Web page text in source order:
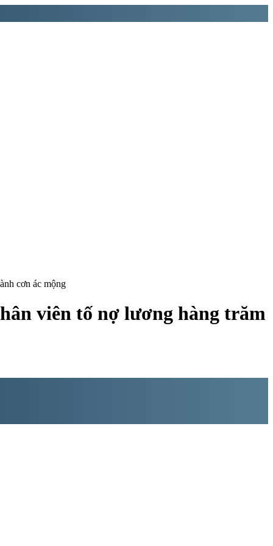
cơn ác mộng
viên tố nợ lương hàng trăm